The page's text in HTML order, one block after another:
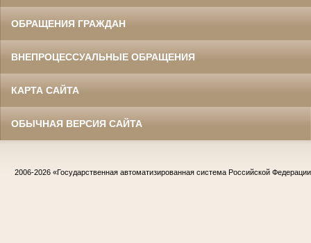
ОБРАЩЕНИЯ ГРАЖДАН
ВНЕПРОЦЕССУАЛЬНЫЕ ОБРАЩЕНИЯ
КАРТА САЙТА
ОБЫЧНАЯ ВЕРСИЯ САЙТА
2006-2026 «Государственная автоматизированная система Российской